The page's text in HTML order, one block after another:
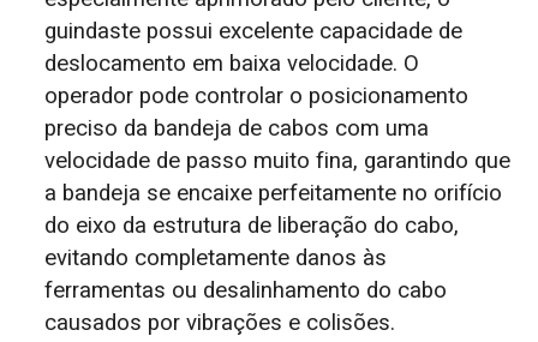
guindaste possui excelente capacidade de
deslocamento em baixa velocidade. O
operador pode controlar o posicionamento
preciso da bandeja de cabos com uma
velocidade de passo muito fina, garantindo que
a bandeja se encaixe perfeitamente no orifício
do eixo da estrutura de liberação do cabo,
evitando completamente danos às
ferramentas ou desalinhamento do cabo
causados por vibrações e colisões.